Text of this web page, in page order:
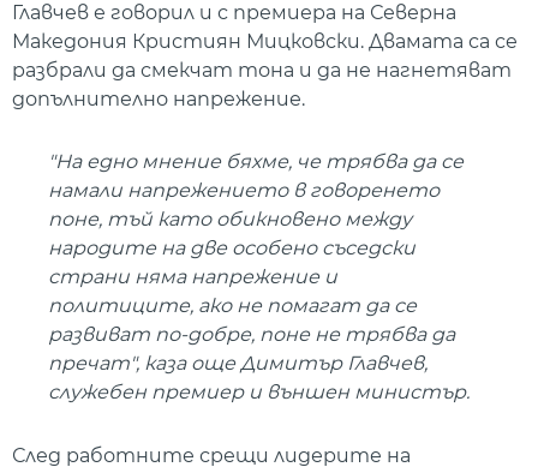
Главчев е говорил и с премиера на Северна
Македония Кристиян Мицковски. Двамата са се
разбрали да смекчат тона и да не нагнетяват
допълнително напрежение.
"На едно мнение бяхме, че трябва да се
намали напрежението в говоренето
поне, тъй като обикновено между
народите на две особено съседски
страни няма напрежение и
политиците, ако не помагат да се
развиват по-добре, поне не трябва да
пречат", каза още Димитър Главчев,
служебен премиер и външен министър.
След работните срещи лидерите на